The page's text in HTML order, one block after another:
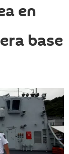
en
base